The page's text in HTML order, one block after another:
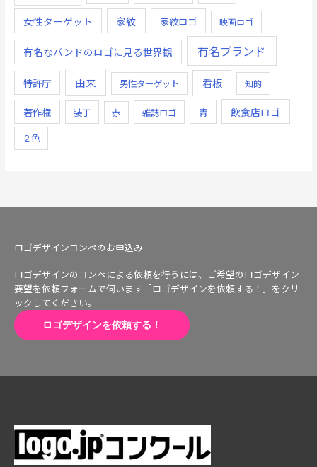
女性ターゲット 家紋 家紋ロゴ 映画ロゴ
有名なバンドのロゴに見る世界観 有名ブランド
特許庁 由来 男性ターゲット 看板 知的
著作権 装丁 赤 雑誌ロゴ 青 飲食店ロゴ
２色
ロゴデザインコンペのお申込み
ロゴデザインのコンペによる依頼を行うには、ご希望のロゴデザイン
要望を依頼フォームで伺います「ロゴデザインを依頼する！」をクリ
ックしてください。
ロゴデザインを依頼する！